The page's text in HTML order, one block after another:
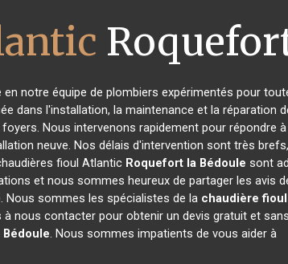
notre équipe de plombiers expérimentés pour
dans l'installation, la maintenance et la réparation
Nous intervenons rapidement pour répondre
neuve. Nos délais d'intervention sont très
fioul Atlantic Roquefort la Bédoule sont
et nous sommes heureux de partager les avis
. Nous sommes les spécialistes de la chaudière
nous contacter pour obtenir un devis gratuit et
. Nous sommes impatients de vous aider à